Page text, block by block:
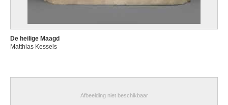
De heilige Maagd
Matthias Kessels
Afbeelding niet beschikbaar